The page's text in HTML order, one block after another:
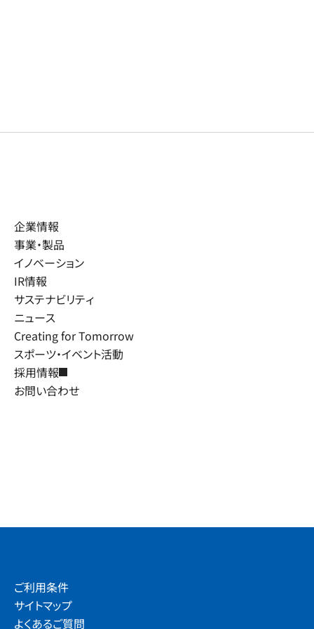
企業情報
事業・製品
イノベーション
IR情報
サステナビリティ
ニュース
Creating for Tomorrow
スポーツ・イベント活動
採用情報
お問い合わせ
ご利用条件
サイトマップ
よくあるご質問